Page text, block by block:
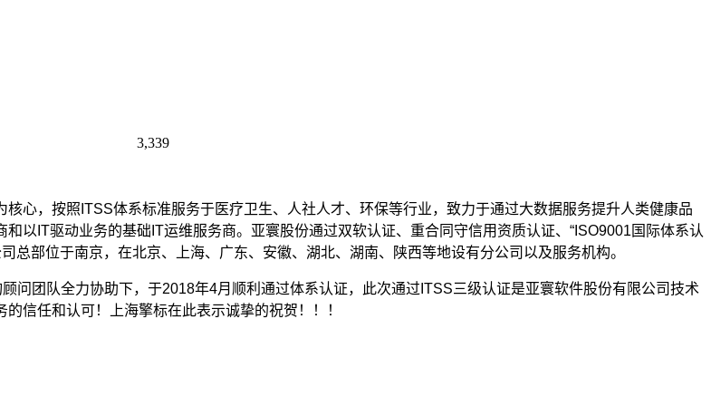
3,339
心，按照ITSS体系标准服务于医疗卫生、人社人才、环保等行业，致力于通过大数据服务提升人类健康品
以IT驱动业务的基础IT运维服务商。亚寰股份通过双软认证、重合同守信用资质认证、“ISO9001国际体系认
总部位于南京，在北京、上海、广东、安徽、湖北、湖南、陕西等地设有分公司以及服务机构。
问团队全力协助下，于2018年4月顺利通过体系认证，此次通过ITSS三级认证是亚寰软件股份有限公司技术
信任和认可！上海擎标在此表示诚挚的祝贺！！！